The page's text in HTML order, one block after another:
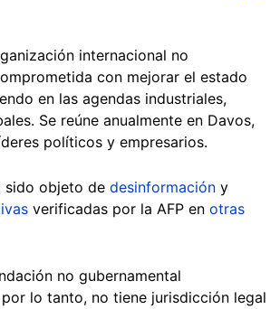
internacional no
con mejorar el estado
en las agendas industriales,
Se reúne anualmente en Davos,
políticos y empresarios.
sido objeto de desinformación y
verificadas por la AFP en otras
no gubernamental
lo tanto, no tiene jurisdicción legal